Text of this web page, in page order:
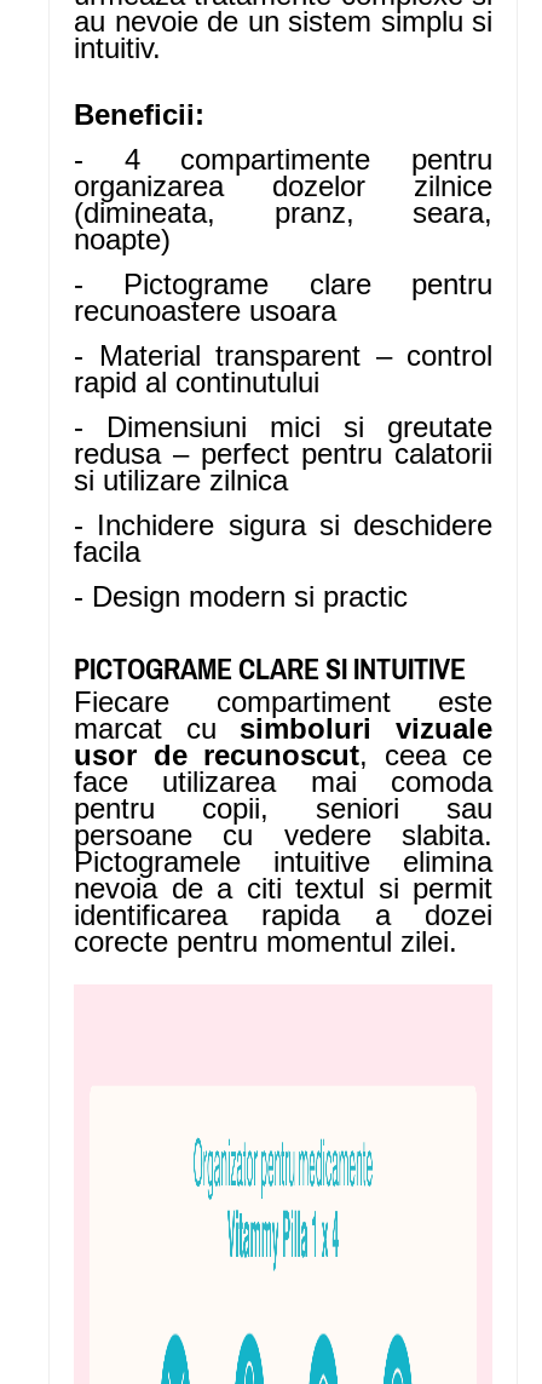
au nevoie de un sistem simplu si
intuitiv.
Beneficii:
- 4 compartimente pentru
organizarea dozelor zilnice
(dimineata, pranz, seara,
noapte)
- Pictograme clare pentru
recunoastere usoara
- Material transparent – control
rapid al continutului
- Dimensiuni mici si greutate
redusa – perfect pentru calatorii
si utilizare zilnica
- Inchidere sigura si deschidere
facila
- Design modern si practic
PICTOGRAME CLARE SI INTUITIVE
Fiecare compartiment este
marcat cu simboluri vizuale
usor de recunoscut, ceea ce
face utilizarea mai comoda
pentru copii, seniori sau
persoane cu vedere slabita.
Pictogramele intuitive elimina
nevoia de a citi textul si permit
identificarea rapida a dozei
corecte pentru momentul zilei.